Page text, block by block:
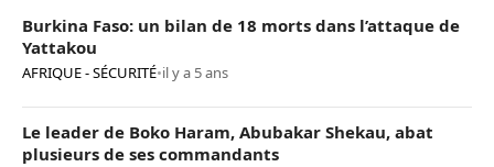
Burkina Faso: un bilan de 18 morts dans l’attaque de
Yattakou
AFRIQUE - SÉCURITÉ•il y a 5 ans
Le leader de Boko Haram, Abubakar Shekau, abat
plusieurs de ses commandants